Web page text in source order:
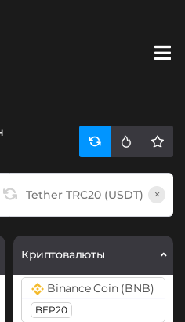
×
Криптовалюты
Binance Coin (BNB)
BEP20